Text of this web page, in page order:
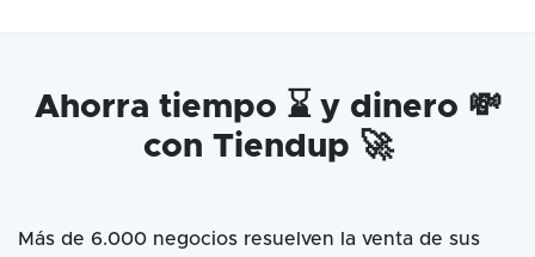
Ahorra tiempo ⌛ y dinero 💸
con Tiendup 🚀
Más de 6.000 negocios resuelven la venta de sus